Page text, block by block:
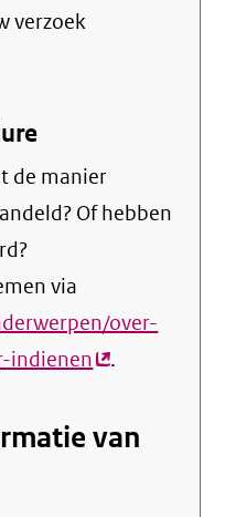
verzoek
de manier
Of hebben
via
over-
indienen(externe
.
van